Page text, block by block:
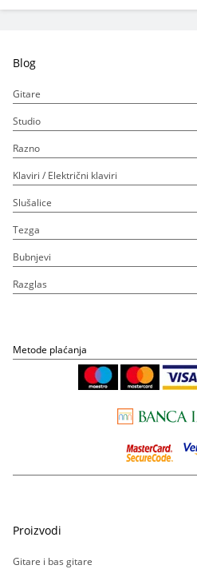
Blog
Gitare
Studio
Razno
Klaviri / Električni klaviri
Slušalice
Tezga
Bubnjevi
Razglas
Metode plaćanja
Proizvodi
Gitare i bas gitare